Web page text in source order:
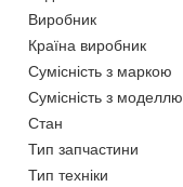
Виробник
Країна виробник
Сумісність з маркою
Сумісність з моделлю
Стан
Тип запчастини
Тип техніки